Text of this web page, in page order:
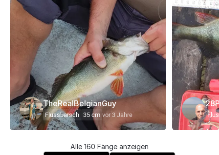
TheRealBelgianGuy
Flussbarsch 35 cm vor 3 Jahre
Alle 160 Fänge anzeigen